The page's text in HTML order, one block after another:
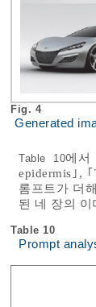
Fig. 4
Generated
Table 10에서
epidermis｣,
롬프트가 더
된 네 장의 이
Table 10
Prompt